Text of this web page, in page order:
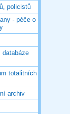
policistů
- péče o
databáze
totalitních
archiv